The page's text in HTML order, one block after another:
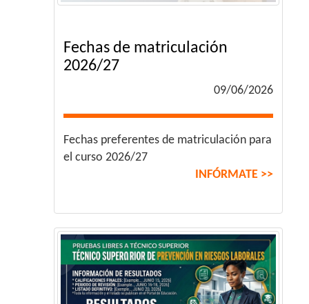
Fechas de matriculación
2026/27
09/06/2026
Fechas preferentes de matriculación para
el curso 2026/27
INFÓRMATE >>